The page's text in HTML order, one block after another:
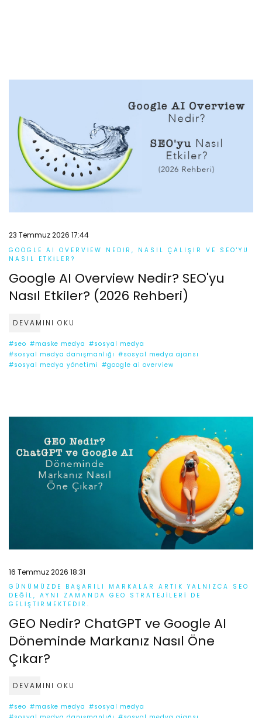
23 Temmuz 2026 17:44
GOOGLE AI OVERVIEW NEDIR, NASIL ÇALIŞIR VE SEO'YU
NASIL ETKILER?
Google AI Overview Nedir? SEO'yu
Nasıl Etkiler? (2026 Rehberi)
DEVAMINI OKU
#seo #maske medya #sosyal medya
#sosyal medya danışmanlığı #sosyal medya ajansı
#sosyal medya yönetimi #google ai overview
16 Temmuz 2026 18:31
GÜNÜMÜZDE BAŞARILI MARKALAR ARTIK YALNIZCA SEO
DEĞIL, AYNI ZAMANDA GEO STRATEJILERI DE
GELIŞTIRMEKTEDIR.
GEO Nedir? ChatGPT ve Google AI
Döneminde Markanız Nasıl Öne
Çıkar?
DEVAMINI OKU
#seo #maske medya #sosyal medya